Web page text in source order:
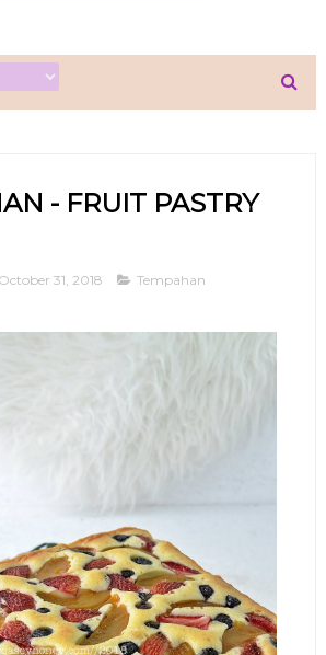
- FRUIT PASTRY
October 31, 2018 Tempahan